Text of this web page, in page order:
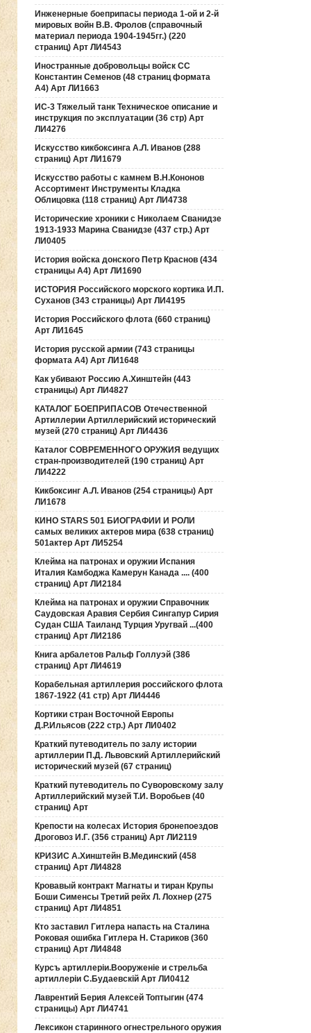
Инженерные боеприпасы периода 1-ой и 2-й
мировых войн В.В. Фролов (справочный
материал периода 1904-1945гг.) (220
страниц) Арт ЛИ4543
Иностранные добровольцы войск СС
Константин Семенов (48 страниц формата
А4) Арт ЛИ1663
ИС-3 Тяжелый танк Техническое описание и
инструкция по эксплуатации (36 стр) Арт
ЛИ4276
Искусство кикбоксинга А.Л. Иванов (288
страниц) Арт ЛИ1679
Искусство работы с камнем В.Н.Кононов
Ассортимент Инструменты Кладка
Облицовка (118 страниц) Арт ЛИ4738
Исторические хроники с Николаем Сванидзе
1913-1933 Марина Сванидзе (437 стр.) Арт
ЛИ0405
История войска донского Петр Краснов (434
страницы А4) Арт ЛИ1690
ИСТОРИЯ Российского морского кортика И.П.
Суханов (343 страницы) Арт ЛИ4195
История Российского флота (660 страниц)
Арт ЛИ1645
История русской армии (743 страницы
формата А4) Арт ЛИ1648
Как убивают Россию А.Хинштейн (443
страницы) Арт ЛИ4827
КАТАЛОГ БОЕПРИПАСОВ Отечественной
Артиллерии Артиллерийский исторический
музей (270 страниц) Арт ЛИ4436
Каталог СОВРЕМЕННОГО ОРУЖИЯ ведущих
стран-производителей (190 страниц) Арт
ЛИ4222
Кикбоксинг А.Л. Иванов (254 страницы) Арт
ЛИ1678
КИНО STARS 501 БИОГРАФИИ И РОЛИ
самых великих актеров мира (638 страниц)
501актер Арт ЛИ5254
Клейма на патронах и оружии Испания
Италия Камбоджа Камерун Канада .... (400
страниц) Арт ЛИ2184
Клейма на патронах и оружии Справочник
Саудовская Аравия Сербия Сингапур Сирия
Судан США Таиланд Турция Уругвай ...(400
страниц) Арт ЛИ2186
Книга арбалетов Ральф Голлуэй (386
страниц) Арт ЛИ4619
Корабельная артиллерия российского флота
1867-1922 (41 стр) Арт ЛИ4446
Кортики стран Восточной Европы
Д.Р.Ильясов (222 стр.) Арт ЛИ0402
Краткий путеводитель по залу истории
артиллерии П.Д. Львовский Артиллерийский
исторический музей (67 страниц)
Краткий путеводитель по Суворовскому залу
Артиллерийский музей Т.И. Воробьев (40
страниц) Арт
Крепости на колесах История бронепоездов
Дроговоз И.Г. (356 страниц) Арт ЛИ2119
КРИЗИС А.Хинштейн В.Мединский (458
страниц) Арт ЛИ4828
Кровавый контракт Магнаты и тиран Крупы
Боши Сименсы Третий рейх Л. Лохнер (275
страниц) Арт ЛИ4851
Кто заставил Гитлера напасть на Сталина
Роковая ошибка Гитлера Н. Стариков (360
страниц) Арт ЛИ4848
Курсъ артиллерiи.Вооруженiе и стрельба
артиллерiи С.Будаевскiй Арт ЛИ0412
Лаврентий Берия Алексей Топтыгин (474
страницы) Арт ЛИ4741
Лексикон старинного огнестрельного оружия